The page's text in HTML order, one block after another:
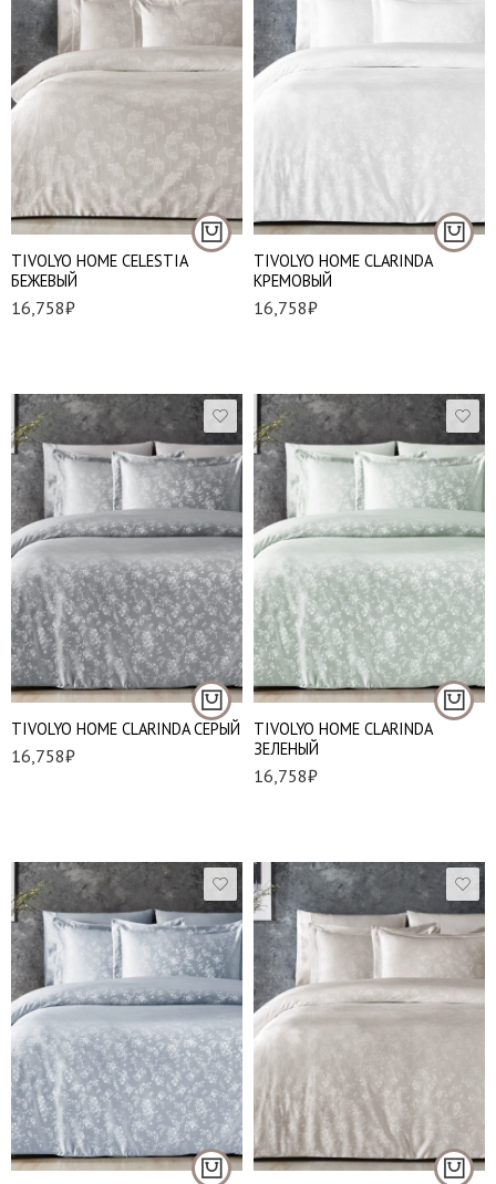
TIVOLYO HOME CELESTIA
БЕЖЕВЫЙ
16,758₽
Евро стандарт
TIVOLYO HOME CLARINDA
КРЕМОВЫЙ
16,758₽
Евро стандарт
TIVOLYO HOME CLARINDA СЕРЫЙ
16,758₽
Евро стандарт
TIVOLYO HOME CLARINDA
ЗЕЛЕНЫЙ
16,758₽
Евро стандарт
Евро стандарт Евро стандарт